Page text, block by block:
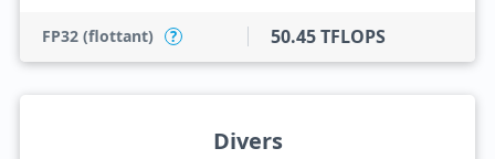
FP32 (flottant) ? 50.45 TFLOPS
Divers